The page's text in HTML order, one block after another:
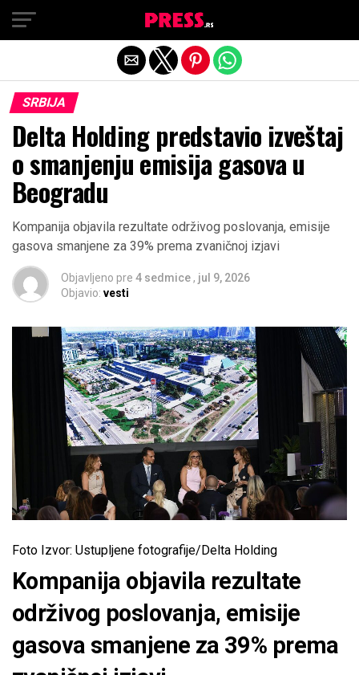
SRBIJA
Delta Holding predstavio izveštaj
o smanjenju emisija gasova u
Beogradu
Kompanija objavila rezultate održivog poslovanja, emisije
gasova smanjene za 39% prema zvaničnoj izjavi
Objavljeno pre 4 sedmice , jul 9, 2026
Objavio: vesti
Foto Izvor: Ustupljene fotografije/Delta Holding
Kompanija objavila rezultate
održivog poslovanja, emisije
gasova smanjene za 39% prema
Exit mobile version